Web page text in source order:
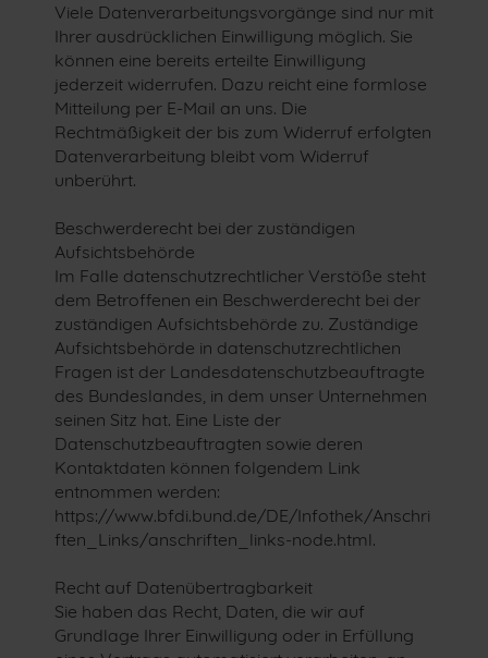
Viele Datenverarbeitungsvorgänge sind nur mit
Ihrer ausdrücklichen Einwilligung möglich. Sie
können eine bereits erteilte Einwilligung
jederzeit widerrufen. Dazu reicht eine formlose
Mitteilung per E-Mail an uns. Die
Rechtmäßigkeit der bis zum Widerruf erfolgten
Datenverarbeitung bleibt vom Widerruf
unberührt.
Beschwerderecht bei der zuständigen
Aufsichtsbehörde
Im Falle datenschutzrechtlicher Verstöße steht
dem Betroffenen ein Beschwerderecht bei der
zuständigen Aufsichtsbehörde zu. Zuständige
Aufsichtsbehörde in datenschutzrechtlichen
Fragen ist der Landesdatenschutzbeauftragte
des Bundeslandes, in dem unser Unternehmen
seinen Sitz hat. Eine Liste der
Datenschutzbeauftragten sowie deren
Kontaktdaten können folgendem Link
entnommen werden:
https://www.bfdi.bund.de/DE/Infothek/Anschri
ften_Links/anschriften_links-node.html.
Recht auf Datenübertragbarkeit
Sie haben das Recht, Daten, die wir auf
Grundlage Ihrer Einwilligung oder in Erfüllung